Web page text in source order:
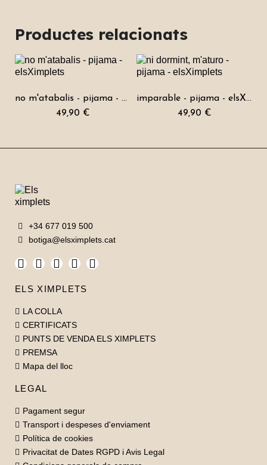
Productes relacionats
no m'atabalis - pijama - elsXimplets
49,90 €
imparable - pijama - elsXimplets
49,90 €
+34 677 019 500
botiga@elsximplets.cat
ELS XIMPLETS
LA COLLA
CERTIFICATS
PUNTS DE VENDA ELS XIMPLETS
PREMSA
Mapa del lloc
LEGAL
Pagament segur
Transport i despeses d'enviament
Política de cookies
Privacitat de Dates RGPD i Avis Legal